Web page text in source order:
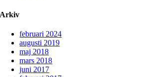
Arkiv
februari 2024
augusti 2019
maj 2018
mars 2018
juni 2017